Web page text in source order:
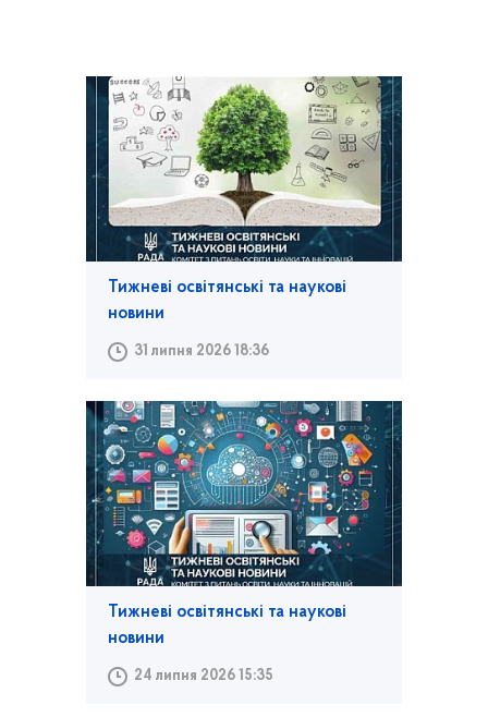
Тижневі освітянські та наукові
новини
31 липня 2026 18:36
Тижневі освітянські та наукові
новини
24 липня 2026 15:35